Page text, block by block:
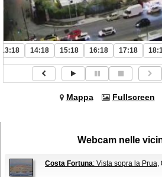
13:18 14:18 15:18 16:18 17:18
Mappa Fullscreen
Webcam nelle
Costa Fortuna: Vista sopra la Prua